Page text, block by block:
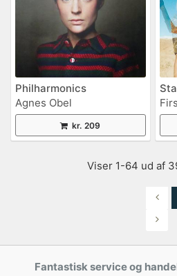
Philharmonics
Agnes Obel
kr. 209
Viser 1-64 ud af
Fantastisk service og